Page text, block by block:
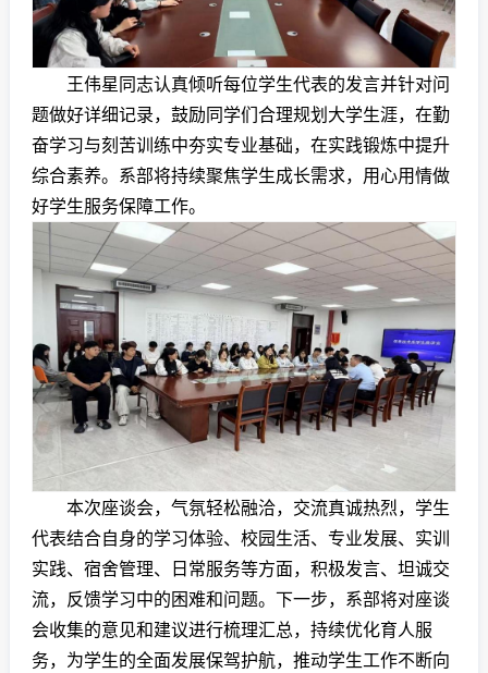
王伟星同志认真倾听每位学生代表的发言并针对问
题做好详细记录，鼓励同学们合理规划大学生涯，在勤
奋学习与刻苦训练中夯实专业基础，在实践锻炼中提升
综合素养。系部将持续聚焦学生成长需求，用心用情做
好学生服务保障工作。
本次座谈会，气氛轻松融洽，交流真诚热烈，学生
代表结合自身的学习体验、校园生活、专业发展、实训
实践、宿舍管理、日常服务等方面，积极发言、坦诚交
流，反馈学习中的困难和问题。下一步，系部将对座谈
会收集的意见和建议进行梳理汇总，持续优化育人服
务，为学生的全面发展保驾护航，推动学生工作不断向